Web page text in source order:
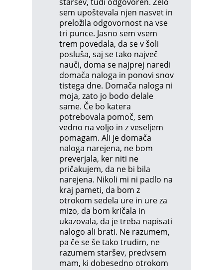
sem upoštevala njen nasvet in
preložila odgovornost na vse
tri punce. Jasno sem vsem
trem povedala, da se v šoli
posluša, saj se tako največ
nauči, doma se najprej naredi
domača naloga in ponovi snov
tistega dne. Domača naloga ni
moja, zato jo bodo delale
same. Če bo katera
potrebovala pomoč, sem
vedno na voljo in z veseljem
pomagam. Ali je domača
naloga narejena, ne bom
preverjala, ker niti ne
pričakujem, da ne bi bila
narejena. Nikoli mi ni padlo na
kraj pameti, da bom z
otrokom sedela ure in ure za
mizo, da bom kričala in
ukazovala, da je treba napisati
nalogo ali brati. Ne razumem,
pa če se še tako trudim, ne
razumem staršev, predvsem
mam, ki dobesedno otrokom